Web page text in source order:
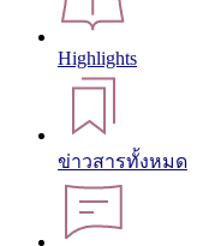
Highlights
ข่าวสารทั้งหมด